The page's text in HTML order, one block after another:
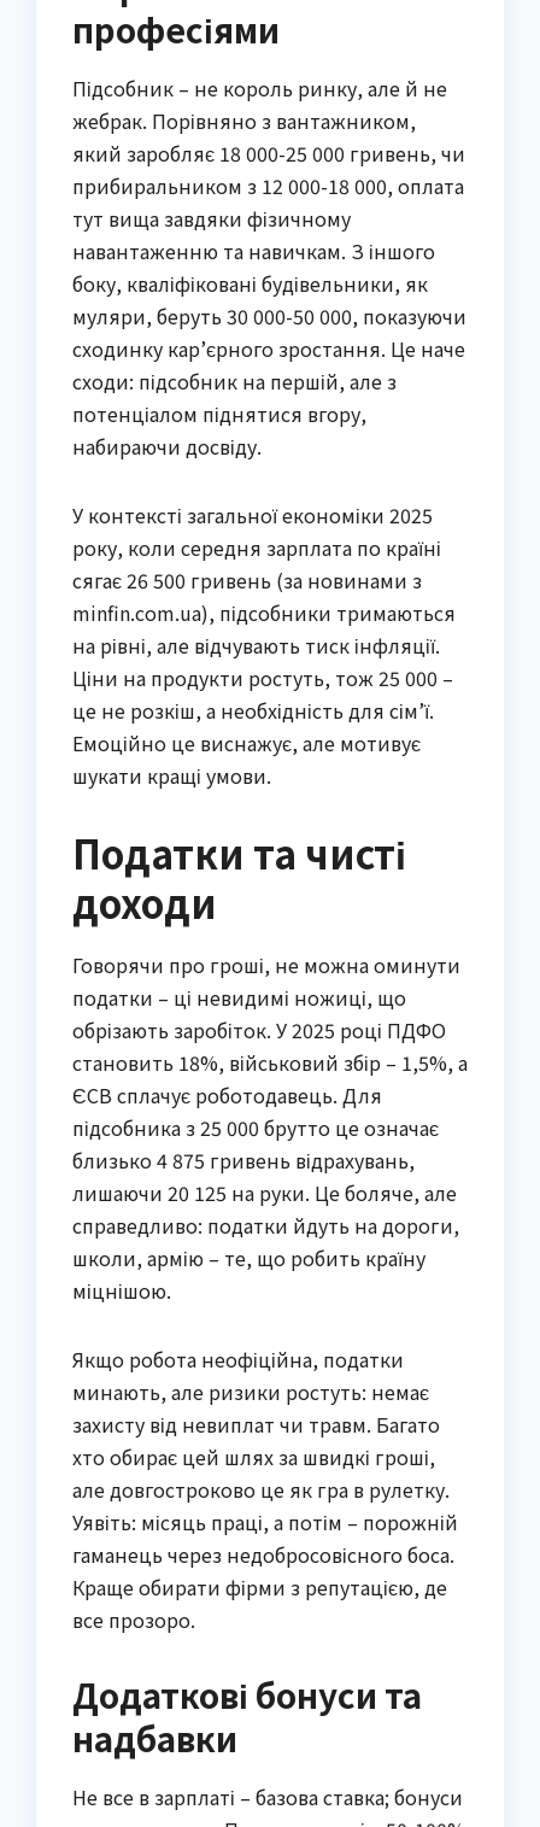
професіями
Підсобник – не король ринку, але й не
жебрак. Порівняно з вантажником,
який заробляє 18 000-25 000 гривень, чи
прибиральником з 12 000-18 000, оплата
тут вища завдяки фізичному
навантаженню та навичкам. З іншого
боку, кваліфіковані будівельники, як
муляри, беруть 30 000-50 000, показуючи
сходинку кар’єрного зростання. Це наче
сходи: підсобник на першій, але з
потенціалом піднятися вгору,
набираючи досвіду.
У контексті загальної економіки 2025
року, коли середня зарплата по країні
сягає 26 500 гривень (за новинами з
minfin.com.ua), підсобники тримаються
на рівні, але відчувають тиск інфляції.
Ціни на продукти ростуть, тож 25 000 –
це не розкіш, а необхідність для сім’ї.
Емоційно це виснажує, але мотивує
шукати кращі умови.
Податки та чисті
доходи
Говорячи про гроші, не можна оминути
податки – ці невидимі ножиці, що
обрізають заробіток. У 2025 році ПДФО
становить 18%, військовий збір – 1,5%, а
ЄСВ сплачує роботодавець. Для
підсобника з 25 000 брутто це означає
близько 4 875 гривень відрахувань,
лишаючи 20 125 на руки. Це боляче, але
справедливо: податки йдуть на дороги,
школи, армію – те, що робить країну
міцнішою.
Якщо робота неофіційна, податки
минають, але ризики ростуть: немає
захисту від невиплат чи травм. Багато
хто обирає цей шлях за швидкі гроші,
але довгостроково це як гра в рулетку.
Уявіть: місяць праці, а потім – порожній
гаманець через недобросовісного боса.
Краще обирати фірми з репутацією, де
все прозоро.
Додаткові бонуси та
надбавки
Не все в зарплаті – базова ставка; бонуси